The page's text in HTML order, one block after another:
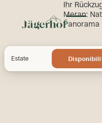
Menü
Estate
Disponibilità
Ihr
Meran:
Panorama